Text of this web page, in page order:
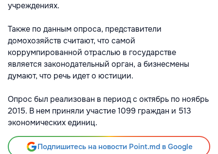
учреждениях.
Также по данным опроса, представители
домохозяйств считают, что самой
коррумпированной отраслью в государстве
является законодательный орган, а бизнесмены
думают, что речь идет о юстиции.
Опрос был реализован в период с октябрь по ноябрь
2015. В нем приняли участие 1099 граждан и 513
экономических единиц.
Подпишитесь на новости Point.md в Google